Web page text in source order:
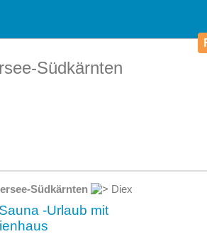
Südkärnten
Südkärnten Diex
-Urlaub mit